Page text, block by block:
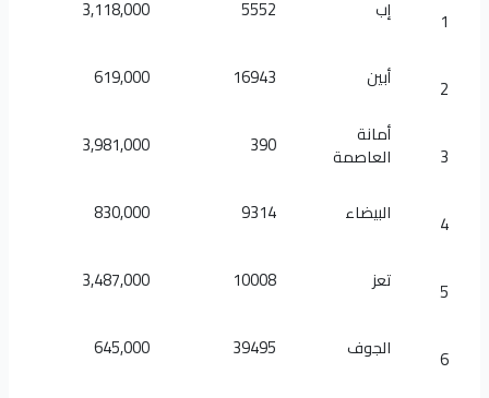
1 إب 5552
3,118,000
2 أبين 16943
619,000
3
أمانة
العاصمة 390
3,981,000
4 البيضاء 9314
830,000
5 تعز 10008
3,487,000
6 الجوف 39495
645,000